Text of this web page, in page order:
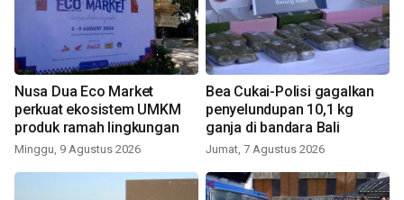
Nusa Dua Eco Market
perkuat ekosistem UMKM
produk ramah lingkungan
Minggu, 9 Agustus 2026
Bea Cukai-Polisi gagalkan
penyelundupan 10,1 kg
ganja di bandara Bali
Jumat, 7 Agustus 2026